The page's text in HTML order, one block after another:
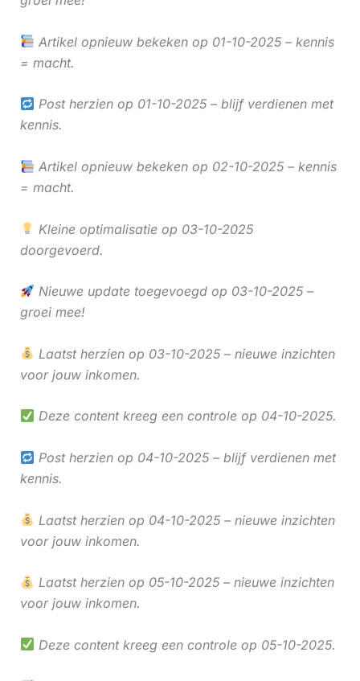
Artikel opnieuw bekeken op 01-10-2025 – kennis
= macht.
Post herzien op 01-10-2025 – blijf verdienen met
kennis.
Artikel opnieuw bekeken op 02-10-2025 – kennis
= macht.
Kleine optimalisatie op 03-10-2025
doorgevoerd.
Nieuwe update toegevoegd op 03-10-2025 –
groei mee!
Laatst herzien op 03-10-2025 – nieuwe inzichten
voor jouw inkomen.
Deze content kreeg een controle op 04-10-2025.
Post herzien op 04-10-2025 – blijf verdienen met
kennis.
Laatst herzien op 04-10-2025 – nieuwe inzichten
voor jouw inkomen.
Laatst herzien op 05-10-2025 – nieuwe inzichten
voor jouw inkomen.
Deze content kreeg een controle op 05-10-2025.